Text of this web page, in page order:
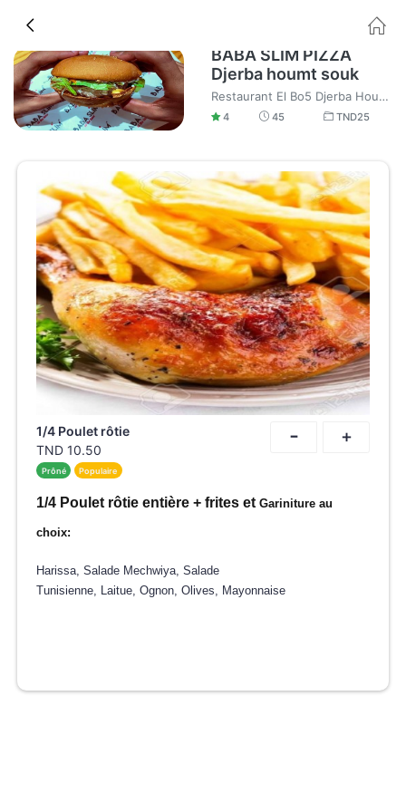
BABA SLIM PIZZA
Djerba houmt souk
Restaurant El Bo5 Djerba Houmt Souk Fast food Pizza et Burger Livraison à domicile soignée.
4 45 TND25
- +
1/4 Poulet rôtie
TND 10.50
Prôné Populaire
1/4 Poulet rôtie entière + frites etGariniture au
choix:
Harissa, Salade Mechwiya, Salade
Tunisienne, Laitue, Ognon, Olives, Mayonnaise